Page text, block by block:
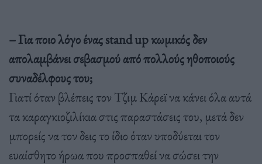
– Για ποιο λόγο ένας stand up κωμικός δεν
απολαμβάνει σεβασμού από πολλούς ηθοποιούς
συναδέλφους του;
Γιατί όταν βλέπεις τον Τζιμ Κάρεϊ να κάνει όλα αυτά
τα καραγκιοζιλίκια στις παραστάσεις του, μετά δεν
μπορείς να τον δεις το ίδιο όταν υποδύεται τον
ευαίσθητο ήρωα που προσπαθεί να σώσει την